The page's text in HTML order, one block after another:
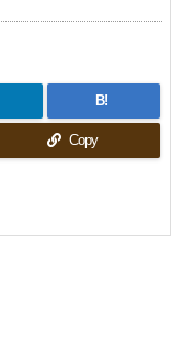
B!
Copy